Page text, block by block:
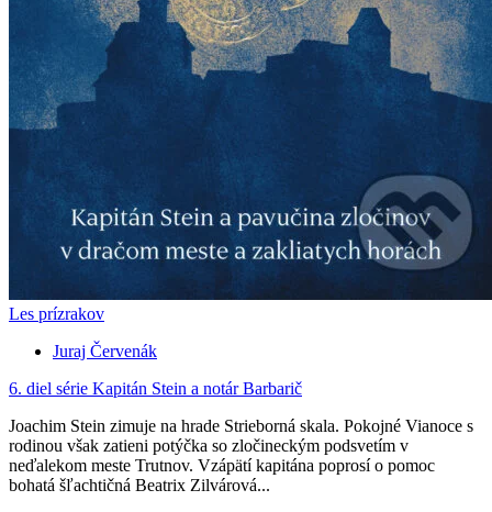
Les prízrakov
Juraj Červenák
6. diel série Kapitán Stein a notár Barbarič
Joachim Stein zimuje na hrade Strieborná skala. Pokojné Vianoce s
rodinou však zatieni potýčka so zločineckým podsvetím v
neďalekom meste Trutnov. Vzápätí kapitána poprosí o pomoc
bohatá šľachtičná Beatrix Zilvárová...